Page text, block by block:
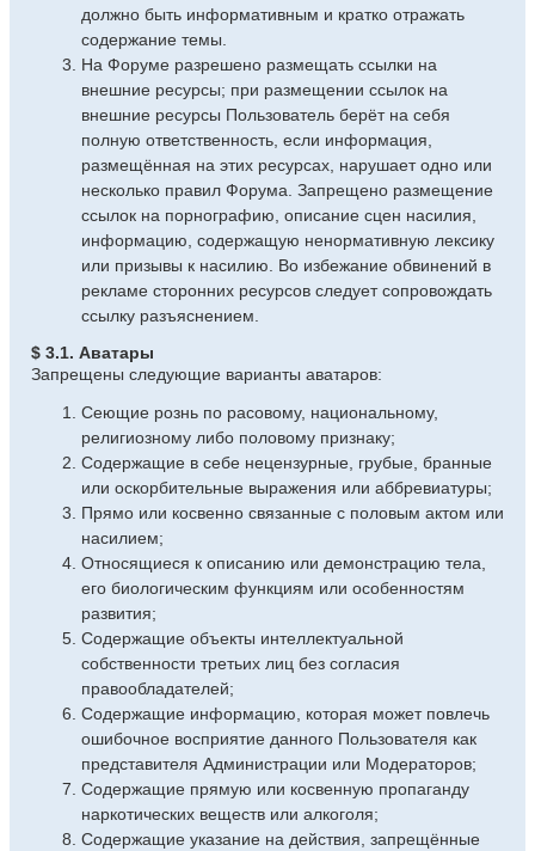
должно быть информативным и кратко отражать
содержание темы.
На Форуме разрешено размещать ссылки на
внешние ресурсы; при размещении ссылок на
внешние ресурсы Пользователь берёт на себя
полную ответственность, если информация,
размещённая на этих ресурсах, нарушает одно или
несколько правил Форума. Запрещено размещение
ссылок на порнографию, описание сцен насилия,
информацию, содержащую ненормативную лексику
или призывы к насилию. Во избежание обвинений в
рекламе сторонних ресурсов следует сопровождать
ссылку разъяснением.
$ 3.1. Аватары
Запрещены следующие варианты аватаров:
Сеющие рознь по расовому, национальному,
религиозному либо половому признаку;
Содержащие в себе нецензурные, грубые, бранные
или оскорбительные выражения или аббревиатуры;
Прямо или косвенно связанные с половым актом или
насилием;
Относящиеся к описанию или демонстрацию тела,
его биологическим функциям или особенностям
развития;
Содержащие объекты интеллектуальной
собственности третьих лиц без согласия
правообладателей;
Содержащие информацию, которая может повлечь
ошибочное восприятие данного Пользователя как
представителя Администрации или Модераторов;
Содержащие прямую или косвенную пропаганду
наркотических веществ или алкоголя;
Содержащие указание на действия, запрещённые